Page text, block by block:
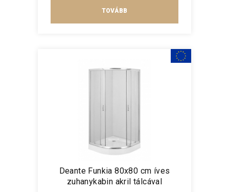
TOVÁBB
Deante Funkia 80x80 cm íves
zuhanykabin akril tálcával